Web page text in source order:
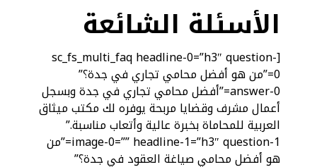
الأسئلة الشائعة
[sc_fs_multi_faq headline-0=”h3″ question-
0=”من هو أفضل محامي تجاري في جدة؟”
answer-0=”أفضل محامي تجاري في جدة وبسجل
أعمال مشرف وقضايا مربحة يوفره لك مكتب ميثاق
العربية للمحاماة بخبرة عالية وأتعاب مناسبة.”
image-0=”” headline-1=”h3″ question-1=”من
هو أفضل محامي صياغة العقود في جدة؟”